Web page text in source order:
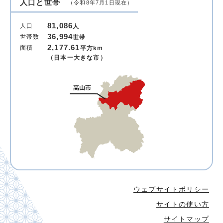
人口と世帯 （令和8年7月1日現在）
人口 81,086 人
世帯数
36,994世帯
面積
2,177.61平方km
（日本一大きな市）
ウェブサイトポリシー
サイトの使い方
サイトマップ